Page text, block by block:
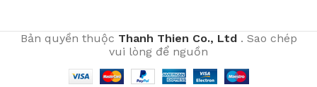
Bản quyền thuộc Thanh Thien Co., Ltd. Sao chép
vui lòng để nguồn